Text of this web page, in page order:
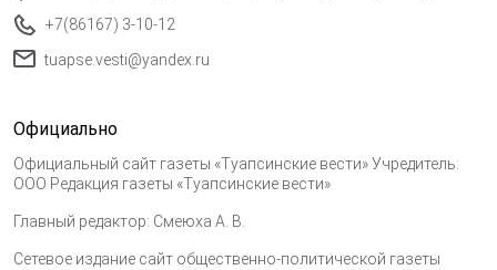
+7(86167) 3-10-12
tuapse.vesti@yandex.ru
Официально
Официальный сайт газеты «Туапсинские вести» Учредитель:
ООО Редакция газеты «Туапсинские вести»
Главный редактор: Смеюха А. В.
Сетевое издание сайт общественно-политической газеты